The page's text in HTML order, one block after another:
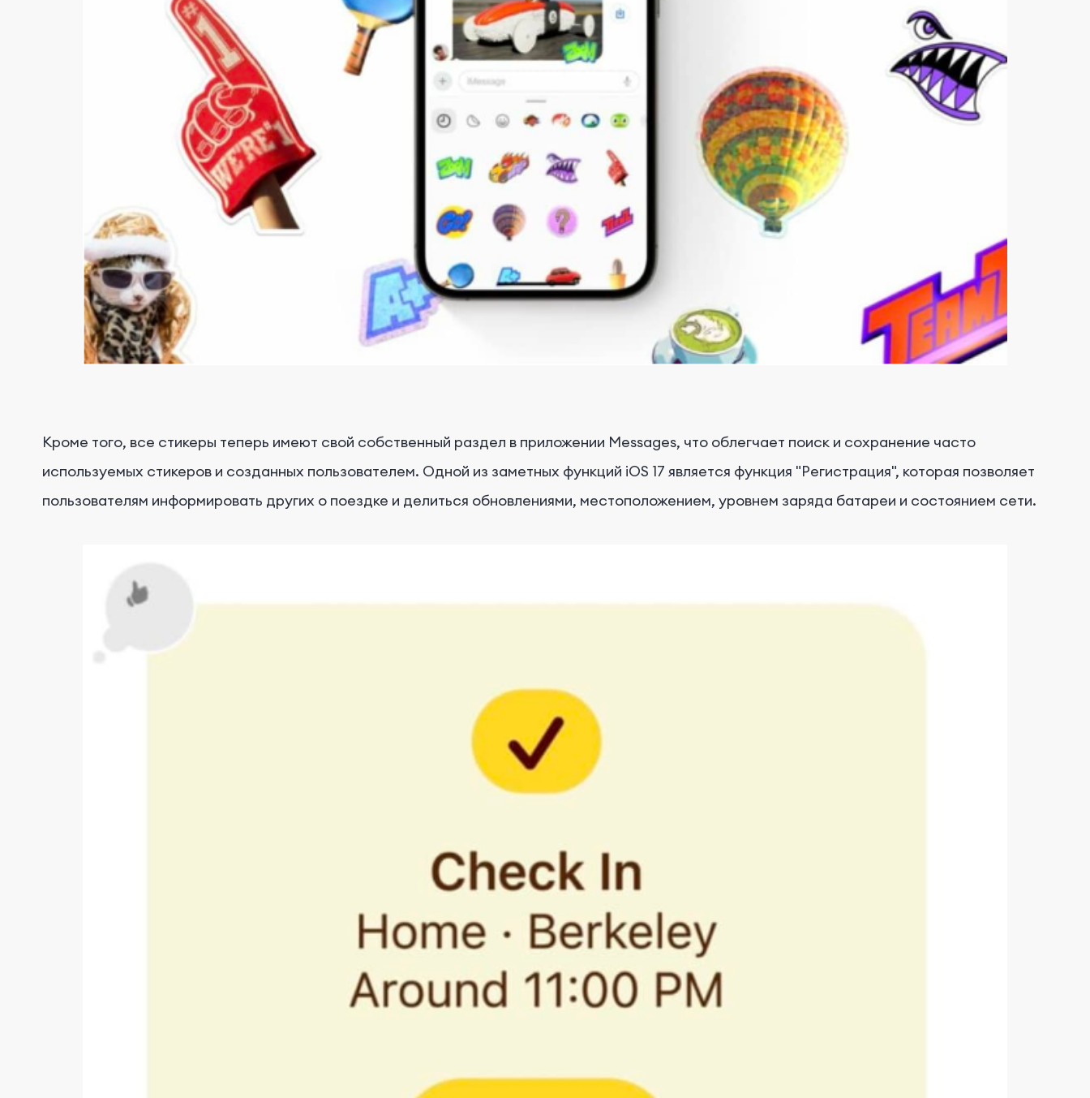
Кроме того, все стикеры теперь имеют свой собственный раздел в приложении Messages, что облегчает поиск и сохранение часто
используемых стикеров и созданных пользователем. Одной из заметных функций iOS 17 является функция "Регистрация", которая позволяет
пользователям информировать других о поездке и делиться обновлениями, местоположением, уровнем заряда батареи и состоянием сети.